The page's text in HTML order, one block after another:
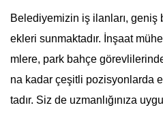
Belediyemizin iş ilanları,
ekleri sunmaktadır. İnşaat
mlere, park bahçe
na kadar çeşitli pozisyonlarda
tadır. Siz de uzmanlığınıza